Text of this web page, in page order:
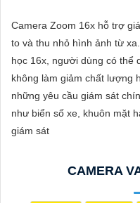
VỤ
Camera Zoom 16x hỗ trợ
to và thu nhỏ hình ảnh từ
học 16x, người dùng có thể
không làm giảm chất lượng
những yêu cầu giám sát
như biển số xe, khuôn mặt
giám sát
CAMERA